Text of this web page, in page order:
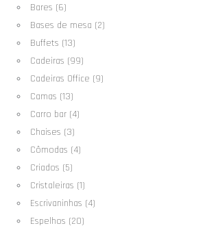
Bares (6)
Bases de mesa (2)
Buffets (13)
Cadeiras (99)
Cadeiras Office (9)
Camas (13)
Carro bar (4)
Chaises (3)
Cômodas (4)
Criados (5)
Cristaleiras (1)
Escrivaninhas (4)
Espelhos (20)